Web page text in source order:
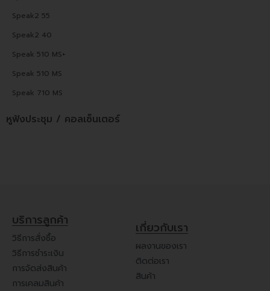
Speak2 55
Speak2 40
Speak 510 MS+
Speak 510 MS
Speak 710 MS
หูฟังประชุม / คอลเซ็นเตอร์
บริการลูกค้า
วิธีการสั่งซื้อ
วิธีการชำระเงิน
การจัดส่งสินค้า
การเคลมสินค้า
เกี่ยวกับเรา
ผลงานของเรา
ติดต่อเรา
สินค้า